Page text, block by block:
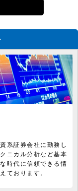
系証券会社に勤務し
ニカル分析など基本
時代に信頼できる情
ております。